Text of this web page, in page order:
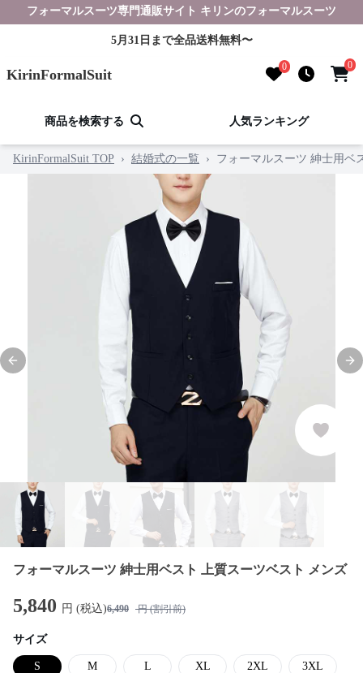
フォーマルスーツ専門通販サイト キリンのフォーマルスーツ
5月31日まで全品送料無料〜
KirinFormalSuit 0 0
商品を検索する 人気ランキング
KirinFormalSuit TOP › 結婚式の一覧 › フォーマルスーツ 紳士用ベ
Previous slide
フォーマルスーツ 紳士用ベスト 上質スーツベスト メンズ
5,840 円 (税込)6,490 円 (割引前)
サイズ
S M L XL 2XL 3XL